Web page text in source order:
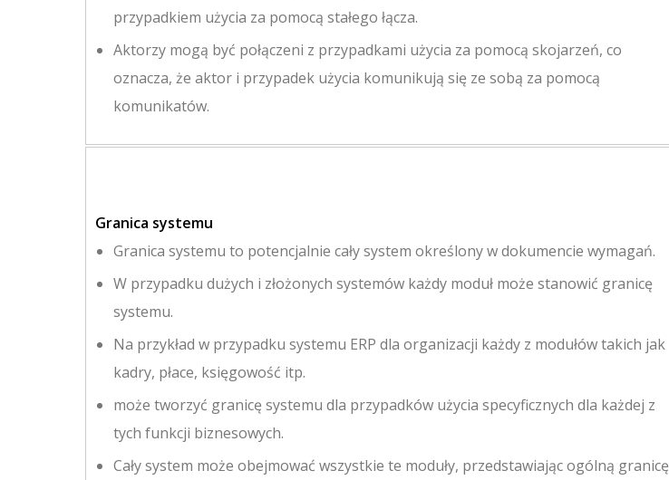
przypadkiem użycia za pomocą stałego łącza.
Aktorzy mogą być połączeni z przypadkami użycia za pomocą skojarzeń, co
oznacza, że ​​aktor i przypadek użycia komunikują się ze sobą za pomocą
komunikatów.
Granica systemu
Granica systemu to potencjalnie cały system określony w dokumencie wymagań.
W przypadku dużych i złożonych systemów każdy moduł może stanowić granicę
systemu.
Na przykład w przypadku systemu ERP dla organizacji każdy z modułów takich jak
kadry, płace, księgowość itp.
może tworzyć granicę systemu dla przypadków użycia specyficznych dla każdej z
tych funkcji biznesowych.
Cały system może obejmować wszystkie te moduły, przedstawiając ogólną granicę